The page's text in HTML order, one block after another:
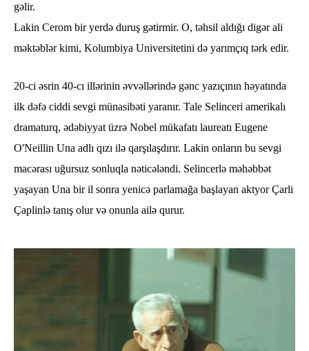
gəlir.
Lakin Cerom bir yerdə duruş gətirmir. O, təhsil aldığı digər ali
məktəblər kimi, Kolumbiya Universitetini də yarımçıq tərk edir.
20-ci əsrin 40-cı illərinin əvvəllərində gənc yazıçının həyatında
ilk dəfə ciddi sevgi münasibəti yaranır. Tale Selinceri amerikalı
dramaturq, ədəbiyyat üzrə Nobel mükafatı laureatı Eugene
O'Neillin Una adlı qızı ilə qarşılaşdırır. Lakin onların bu sevgi
macərası uğursuz sonluqla nəticələndi. Selincerlə məhəbbət
yaşayan Una bir il sonra yenicə parlamağa başlayan aktyor Çarli
Çaplinlə tanış olur və onunla ailə qurur.